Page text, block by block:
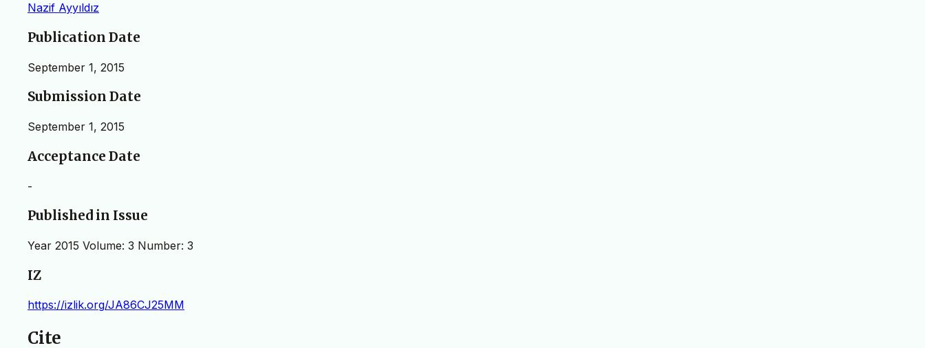
Nazif Ayyıldız
Publication Date
September 1, 2015
Submission Date
September 1, 2015
Acceptance Date
-
Published in Issue
Year 2015 Volume: 3 Number: 3
IZ
https://izlik.org/JA86CJ25MM
Cite